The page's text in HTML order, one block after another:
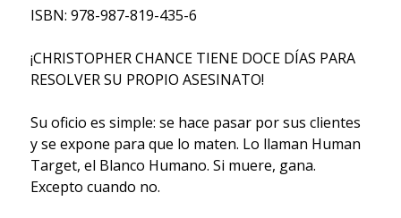
ISBN: 978-987-819-435-6
¡CHRISTOPHER CHANCE TIENE DOCE DÍAS PARA
RESOLVER SU PROPIO ASESINATO!
Su oficio es simple: se hace pasar por sus clientes
y se expone para que lo maten. Lo llaman Human
Target, el Blanco Humano. Si muere, gana.
Excepto cuando no.